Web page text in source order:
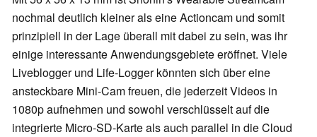
nochmal deutlich kleiner als eine Actioncam und somit
prinzipiell in der Lage überall mit dabei zu sein, was ihr
einige interessante Anwendungsgebiete eröffnet. Viele
Liveblogger und Life-Logger könnten sich über eine
ansteckbare Mini-Cam freuen, die jederzeit Videos in
1080p aufnehmen und sowohl verschlüsselt auf die
integrierte Micro-SD-Karte als auch parallel in die Cloud